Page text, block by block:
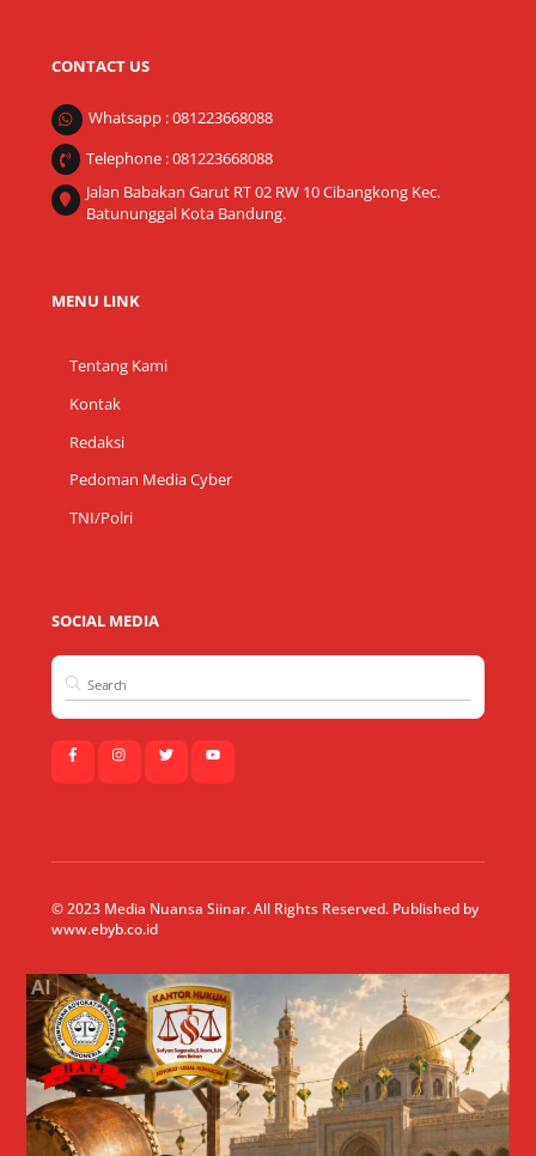
CONTACT US
Whatsapp : 081223668088
Telephone : 081223668088
Jalan Babakan Garut RT 02 RW 10 Cibangkong Kec.
Batununggal Kota Bandung.
MENU LINK
Tentang Kami
Kontak
Redaksi
Pedoman Media Cyber
TNI/Polri
SOCIAL MEDIA
© 2023 Media Nuansa Siinar. All Rights Reserved. Published by
www.ebyb.co.id